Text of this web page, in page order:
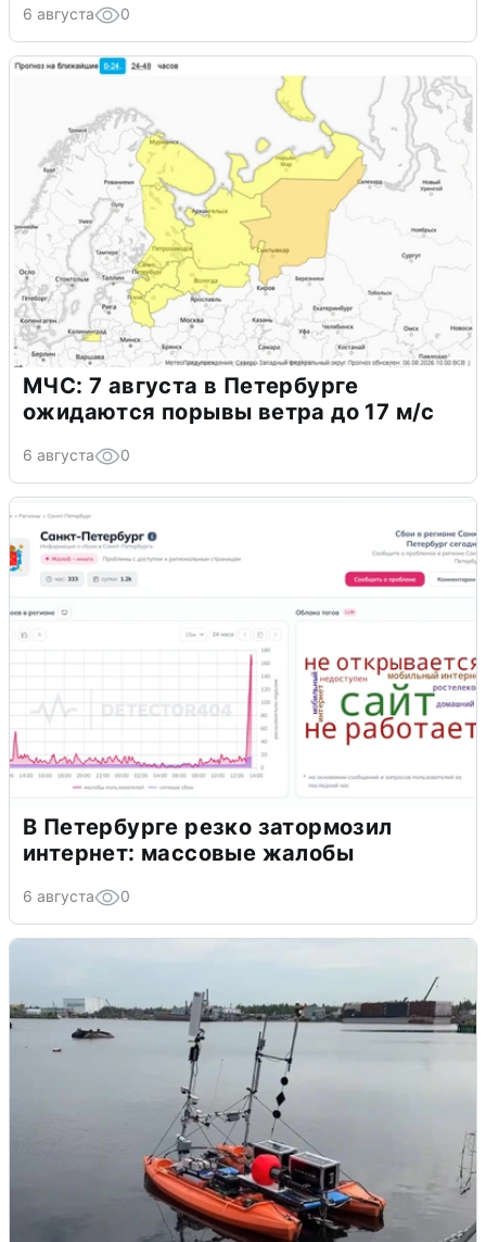
6 августа 0
МЧС: 7 августа в Петербурге
ожидаются порывы ветра до 17 м/с
6 августа 0
В Петербурге резко затормозил
интернет: массовые жалобы
6 августа 0